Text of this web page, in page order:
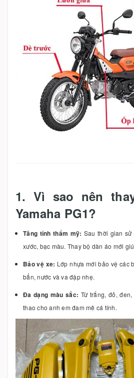
1. Vì sao nên
Yamaha PG1?
Tăng tính thẩm mỹ: Sau thời gian
xước, bạc màu. Thay bộ dàn áo mới
Bảo vệ xe: Lớp nhựa mới bảo vệ các
bẩn, nước và va đập nhẹ.
Đa dạng màu sắc: Từ trắng, đỏ,
thao cho anh em đam mê cá tính.